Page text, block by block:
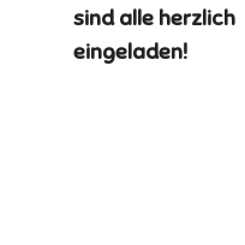
sind alle herzlich
eingeladen!